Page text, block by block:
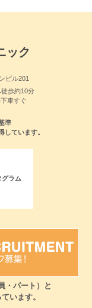
ック
ビル201
歩約10分
車すぐ
準
しています。
グラム
・パート）と
います。